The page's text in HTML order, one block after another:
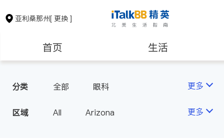
亚利桑那州[ 更换 ]
首页 生活
房地产租售
分类 全部 眼科 更多
区域 All Arizona 更多